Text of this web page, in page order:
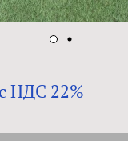
НДС 22%